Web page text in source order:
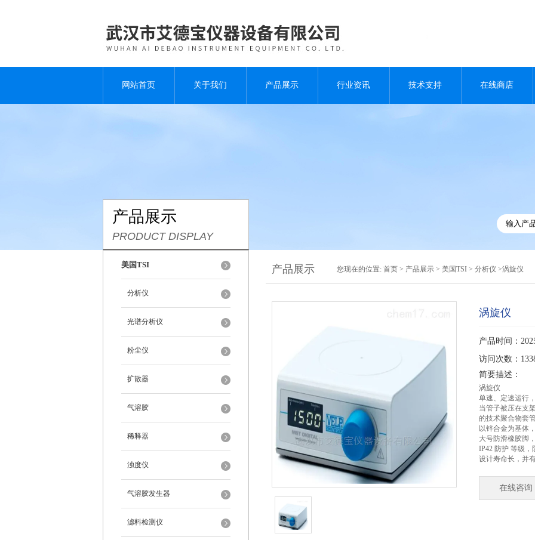
网站首页 关于我们 产品展示 行业资讯 技术支持 在线商店
产品展示
PRODUCT DISPLAY
美国TSI
分析仪
光谱分析仪
粉尘仪
扩散器
气溶胶
稀释器
浊度仪
气溶胶发生器
滤料检测仪
产品展示 您现在的位置: 首页 > 产品展示 > 美国TSI > 分析仪 >涡旋仪
涡旋仪
产品时间：
访问次数：
简要描述：
涡旋仪
单速、定速运行
当管子被压在支
的技术聚合物套
以锌合金为基体
大号防滑橡胶脚
IP42 防护 等级，
设计寿命长，并
在线咨询